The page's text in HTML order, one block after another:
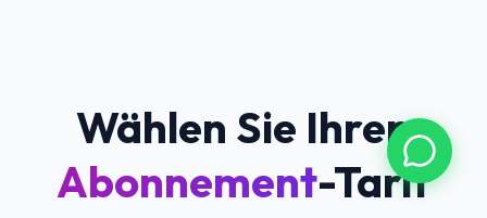
Wählen Sie Ihren
Abonnement-Tarif